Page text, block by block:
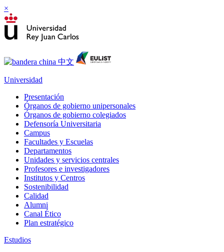
×
Universidad
Presentación
Órganos de gobierno unipersonales
Órganos de gobierno colegiados
Defensoría Universitaria
Campus
Facultades y Escuelas
Departamentos
Unidades y servicios centrales
Profesores e investigadores
Institutos y Centros
Sostenibilidad
Calidad
Alumni
Canal Ético
Plan estratégico
Estudios